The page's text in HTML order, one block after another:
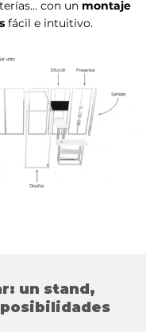
con un montaje
fácil e intuitivo.
un stand,